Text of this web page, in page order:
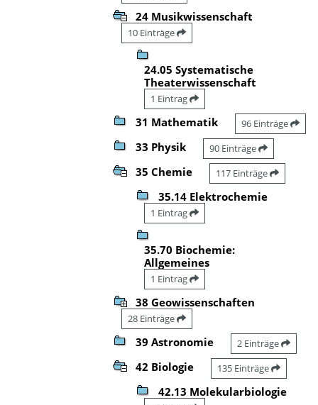
24 Musikwissenschaft
10 Einträge
24.05 Systematische
Theaterwissenschaft
1 Eintrag
31 Mathematik 96 Einträge
33 Physik 90 Einträge
35 Chemie 117 Einträge
35.14 Elektrochemie
1 Eintrag
35.70 Biochemie:
Allgemeines
1 Eintrag
38 Geowissenschaften
28 Einträge
39 Astronomie 2 Einträge
42 Biologie 135 Einträge
42.13 Molekularbiologie